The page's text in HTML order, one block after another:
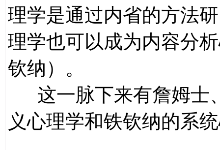
理学是通过内省的方法
理学也可以成为内容分
钦纳）。
这一脉下来有詹姆士
义心理学和铁钦纳的系